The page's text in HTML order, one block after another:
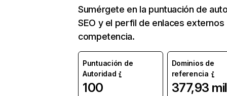
Sumérgete en la puntuación de
SEO y el perfil de enlaces externos
competencia.
Puntuación de
Autoridad
100
Dominios de
referencia
377,93 mil